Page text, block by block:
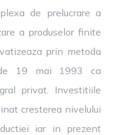
de prelucrare a
a produselor finite
prin metoda
19 mai 1993 ca
privat. Investitiile
cresterea nivelului
iar in prezent